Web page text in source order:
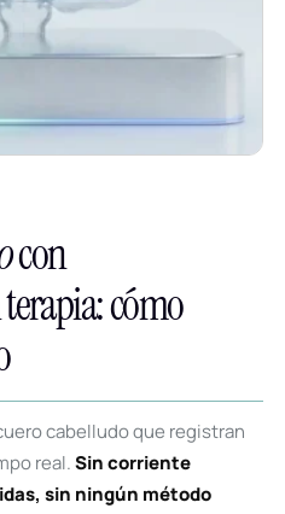
con
cómo
cabelludo que registran
real.Sin corriente
sin ningún método